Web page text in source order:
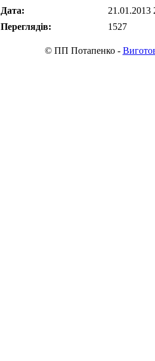
Дата:
21.01.2013
Переглядів:
1527
© ПП Потапенко -